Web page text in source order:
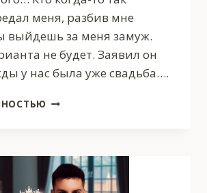
меня, разбив мне
выйдешь за меня замуж.
не будет. Заявил он
у нас была уже свадьба….
НЕВЕСТА